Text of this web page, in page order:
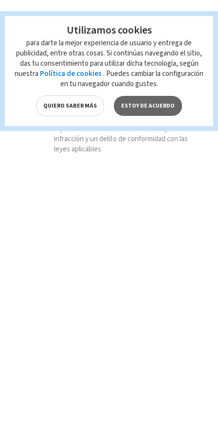
TAGS RELACIONADOS:
Internacional
Queda prohibida la reproducción total o
parcial del contenido de esta página, mismo
que es propiedad de TELEDIARIO; su
reproducción no autorizada constituye una
infracción y un delito de conformidad con las
leyes aplicables.
Utilizamos cookies
para darte la mejor experiencia de usuario y entrega de
publicidad, entre otras cosas. Si continúas navegando el sitio,
das tu consentimiento para utilizar dicha tecnología, según
nuestra Política de cookies . Puedes cambiar la configuración
en tu navegador cuando gustes.
QUIERO SABER MÁS ESTOY DE ACUERDO